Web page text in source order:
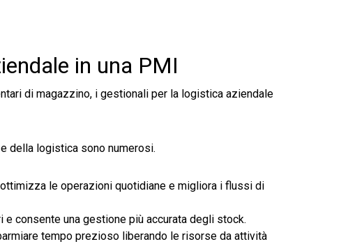
in una PMI
di magazzino, i gestionali per la logistica aziendale
della logistica sono numerosi.
le operazioni quotidiane e migliora i flussi di
consente una gestione più accurata degli stock.
tempo prezioso liberando le risorse da attività